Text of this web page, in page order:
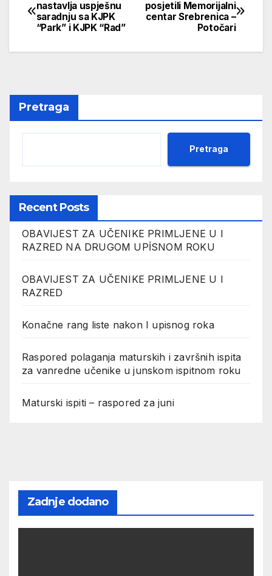
članaka
posjetili Memorijalni
centar Srebrenica –
Potočari
nastavlja uspješnu
saradnju sa KJPK
“Park” i KJPK “Rad”
Pretraga
Pretraga
Recent Posts
OBAVIJEST ZA UČENIKE PRIMLJENE U I
RAZRED NA DRUGOM UPİSNOM ROKU
OBAVIJEST ZA UČENIKE PRIMLJENE U I
RAZRED
Konačne rang liste nakon I upisnog roka
Raspored polaganja maturskih i završnih ispita
za vanredne učenike u junskom ispitnom roku
Maturski ispiti – raspored za juni
Zadnje dodano